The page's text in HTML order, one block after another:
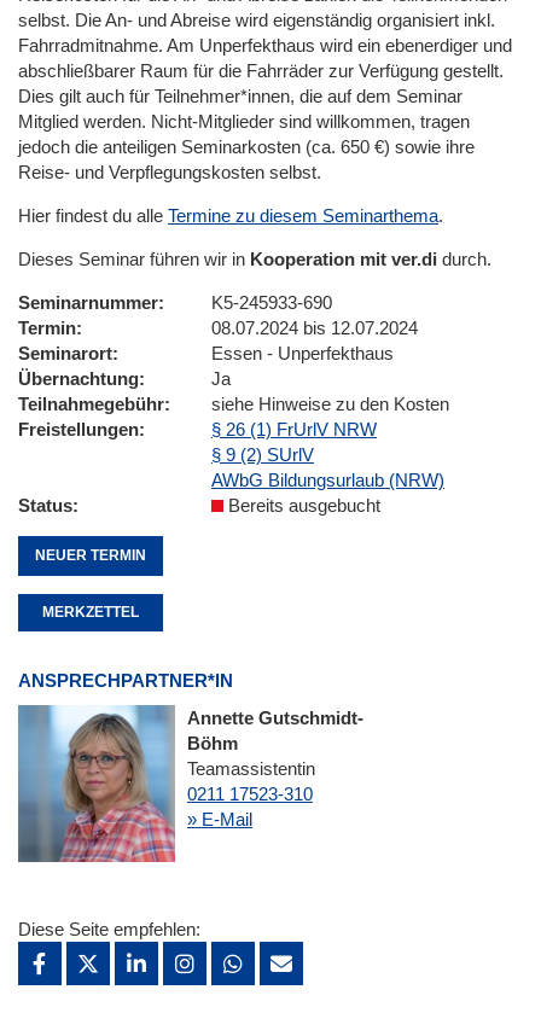
selbst. Die An- und Abreise wird eigenständig organisiert inkl.
Fahrradmitnahme. Am Unperfekthaus wird ein ebenerdiger und
abschließbarer Raum für die Fahrräder zur Verfügung gestellt.
Dies gilt auch für Teilnehmer*innen, die auf dem Seminar
Mitglied werden. Nicht-Mitglieder sind willkommen, tragen
jedoch die anteiligen Seminarkosten (ca. 650 €) sowie ihre
Reise- und Verpflegungskosten selbst.
Hier findest du alle Termine zu diesem Seminarthema.
Dieses Seminar führen wir in Kooperation mit ver.di durch.
Seminarnummer
K5-245933-690
Termin
08.07.2024 bis 12.07.2024
Seminarort
Essen - Unperfekthaus
Übernachtung
Ja
Teilnahmegebühr
siehe Hinweise zu den Kosten
Freistellungen
§ 26 (1) FrUrlV NRW
§ 9 (2) SUrlV
AWbG Bildungsurlaub (NRW)
Status
Bereits ausgebucht
NEUER TERMIN
MERKZETTEL
ANSPRECHPARTNER*IN
Annette Gutschmidt-
Böhm
Teamassistentin
0211 17523-310
» E-Mail
Diese Seite empfehlen: